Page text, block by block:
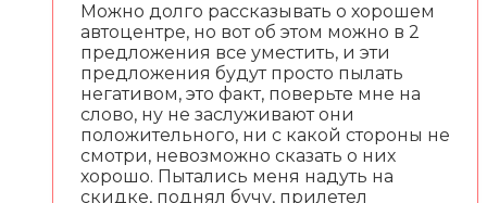
Можно долго рассказывать о хорошем
автоцентре, но вот об этом можно в 2
предложения все уместить, и эти
предложения будут просто пылать
негативом, это факт, поверьте мне на
слово, ну не заслуживают они
положительного, ни с какой стороны не
смотри, невозможно сказать о них
хорошо. Пытались меня надуть на
скидке, поднял бучу, прилетел